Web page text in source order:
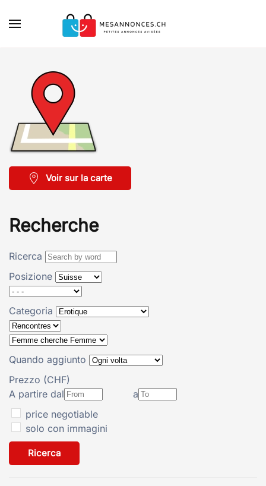
Skip to main content
Voir sur la carte
Recherche
Ricerca
Posizione
Categoria
Quando aggiunto
Prezzo (CHF)
A partire dal
a
price negotiable
solo con immagini
Ricerca